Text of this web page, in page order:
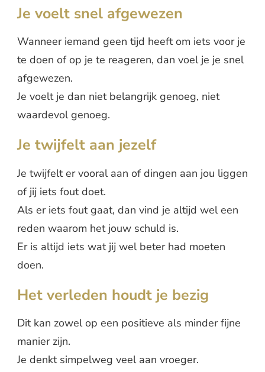
Je voelt snel afgewezen
Wanneer iemand geen tijd heeft om iets voor je
te doen of op je te reageren, dan voel je je snel
afgewezen.
Je voelt je dan niet belangrijk genoeg, niet
waardevol genoeg.
Je twijfelt aan jezelf
Je twijfelt er vooral aan of dingen aan jou liggen
of jij iets fout doet.
Als er iets fout gaat, dan vind je altijd wel een
reden waarom het jouw schuld is.
Er is altijd iets wat jij wel beter had moeten
doen.
Het verleden houdt je bezig
Dit kan zowel op een positieve als minder fijne
manier zijn.
Je denkt simpelweg veel aan vroeger.